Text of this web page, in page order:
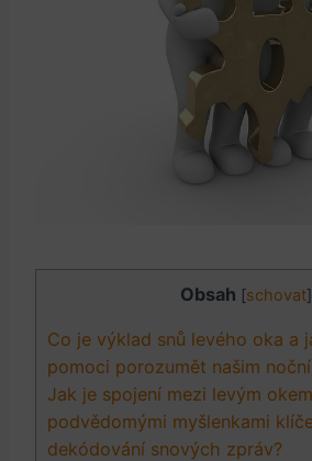
Obsah [schovat]
Co je výklad snů levého oka a
pomoci porozumět našim
Jak je spojení mezi levým
podvědomými myšlenkami
dekódování snových zpráv?